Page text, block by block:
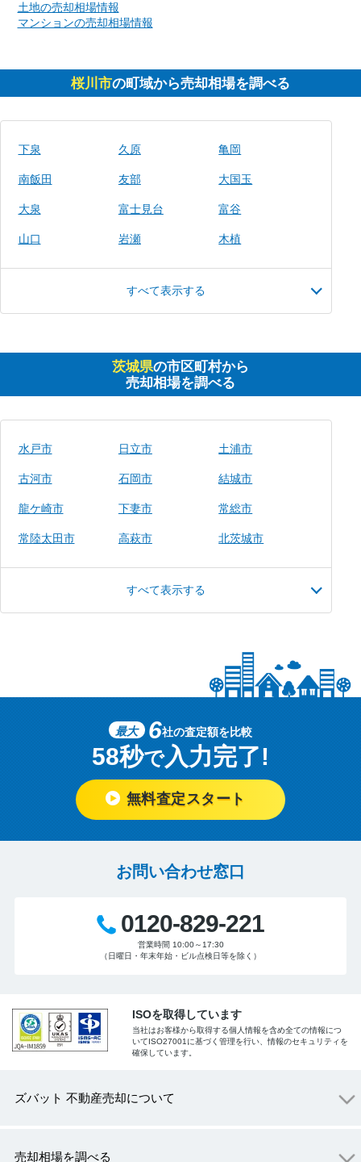
土地の売却相場情報
マンションの売却相場情報
桜川市の町域から売却相場を調べる
下泉 久原 亀岡
南飯田 友部 大国玉
大泉 富士見台 富谷
山口 岩瀬 木植
すべて表示する
茨城県の市区町村から
売却相場を調べる
水戸市 日立市 土浦市
古河市 石岡市 結城市
龍ケ崎市 下妻市 常総市
常陸太田市 高萩市 北茨城市
すべて表示する
最大 6社の査定額を比較
58秒で入力完了!
無料査定スタート
お問い合わせ窓口
0120-829-221
営業時間 10:00～17:30
（日曜日・年末年始・ビル点検日等を除く）
ISOを取得しています
当社はお客様から取得する個人情報を含め全ての情報につ
いてISO27001に基づく管理を行い、情報のセキュリティを
確保しています。
ズバット 不動産売却について
売却相場を調べる